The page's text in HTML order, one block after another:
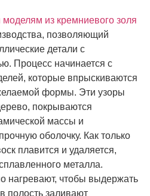
из кремниевого золя
позволяющий
детали с
Процесс начинается с
которые впрыскиваются
формы. Эти узоры
покрываются
массы и
оболочку. Как только
плавится и удаляется,
металла.
нагревают, чтобы выдержать
полость заливают